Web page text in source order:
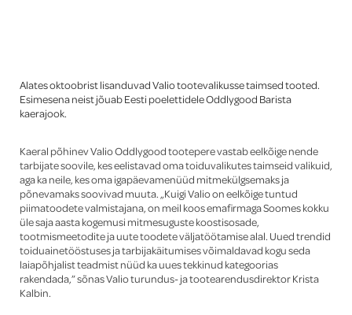
Alates oktoobrist lisanduvad Valio tootevalikusse taimsed tooted.
Esimesena neist jõuab Eesti poelettidele Oddlygood Barista
kaerajook.
Kaeral põhinev Valio Oddlygood tootepere vastab eelkõige nende
tarbijate soovile, kes eelistavad oma toiduvalikutes taimseid valikuid,
aga ka neile, kes oma igapäevamenüüd mitmekülgsemaks ja
põnevamaks soovivad muuta. „Kuigi Valio on eelkõige tuntud
piimatoodete valmistajana, on meil koos emafirmaga Soomes kokku
üle saja aasta kogemusi mitmesuguste koostisosade,
tootmismeetodite ja uute toodete väljatöötamise alal. Uued trendid
toiduainetööstuses ja tarbijakäitumises võimaldavad kogu seda
laiapõhjalist teadmist nüüd ka uues tekkinud kategoorias
rakendada,” sõnas Valio turundus- ja tootearendusdirektor Krista
Kalbin.